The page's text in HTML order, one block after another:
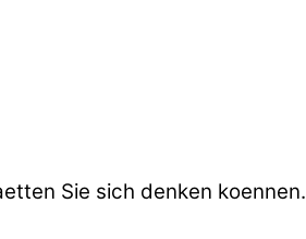
Sie sich denken koennen.